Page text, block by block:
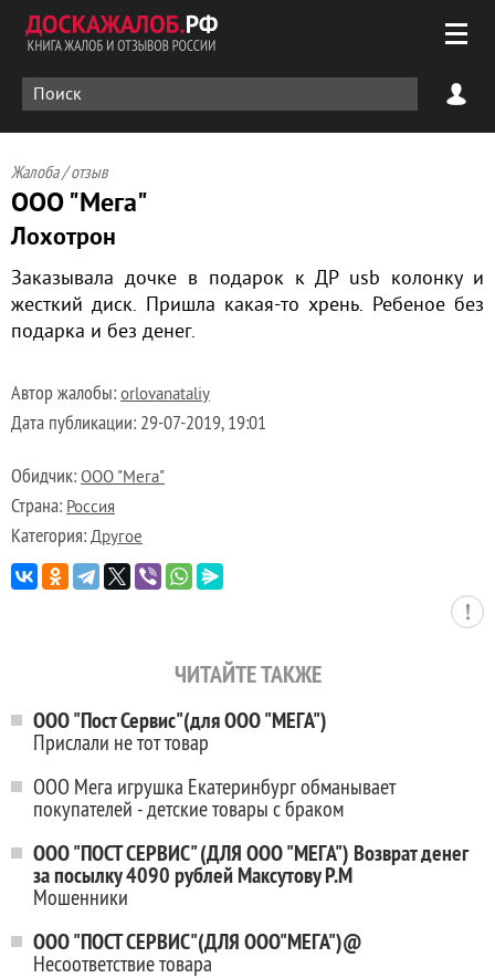
Жалоба / отзыв
ООО "Мега"
Лохотрон
Заказывала дочке в подарок к ДР usb колонку и
жесткий диск. Пришла какая-то хрень. Ребеное без
подарка и без денег.
Автор жалобы: orlovanataliy
Дата публикации: 29-07-2019, 19:01
Обидчик: ООО "Мега"
Страна: Россия
Категория: Другое
ЧИТАЙТЕ ТАКЖЕ
ООО "Пост Сервис"(для ООО "МЕГА")
Прислали не тот товар
ООО Мега игрушка Екатеринбург обманывает
покупателей - детские товары с браком
ООО "ПОСТ СЕРВИС" (ДЛЯ ООО "МЕГА") Возврат денег
за посылку 4090 рублей Максутову Р.М
Мошенники
ООО "ПОСТ СЕРВИС"(ДЛЯ ООО"МЕГА")@
Несоответствие товара